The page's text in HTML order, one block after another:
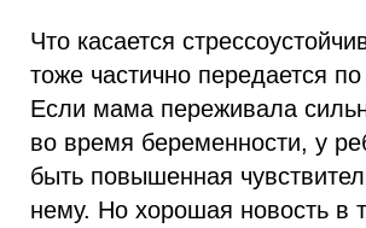
Что касается
тоже частично передается
Если мама переживала
во время беременности, у
быть повышенная
нему. Но хорошая новость в